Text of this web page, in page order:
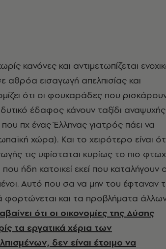
κανόνες και αντιμετωπίζεται
αθρόα εισαγωγή απελπισίας και
ότι οι φουκαράδες που
έδαφος κάνουν ταξίδι αναψυχής
πχ ένας Έλληνας γιατρός πάει να
χώρα). Και το χειρότερο είναι
τις υφίσταται κυρίως το πιο
ήδη κατοικεί εκεί που καταλήγουν
Αυτό που σα να μην του έφταναν
φορτώνεται και τα προβλήματα
ότι οι οικονομίες της Δύσης
τα εργατικά χέρια των
δεν είναι έτοιμο να